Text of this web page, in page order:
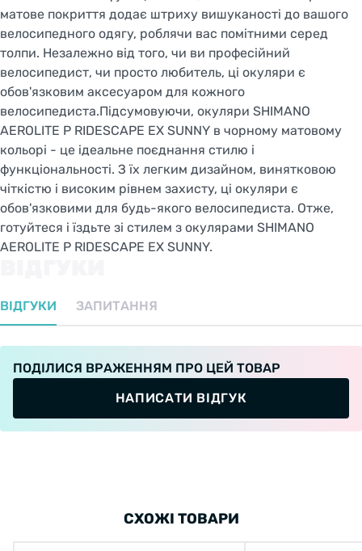
матове покриття додає штриху вишуканості до вашого
велосипедного одягу, роблячи вас помітними серед
толпи. Незалежно від того, чи ви професійний
велосипедист, чи просто любитель, ці окуляри є
обов'язковим аксесуаром для кожного
велосипедиста.Підсумовуючи, окуляри SHIMANO
AEROLITE P RIDESCAPE EX SUNNY в чорному матовому
кольорі - це ідеальне поєднання стилю і
функціональності. З їх легким дизайном, винятковою
чіткістю і високим рівнем захисту, ці окуляри є
обов'язковими для будь-якого велосипедиста. Отже,
готуйтеся і їздьте зі стилем з окулярами SHIMANO
AEROLITE P RIDESCAPE EX SUNNY.
ВІДГУКИ ЗАПИТАННЯ
ПОДІЛИСЯ ВРАЖЕННЯМ ПРО ЦЕЙ ТОВАР
НАПИСАТИ ВІДГУК
СХОЖІ ТОВАРИ